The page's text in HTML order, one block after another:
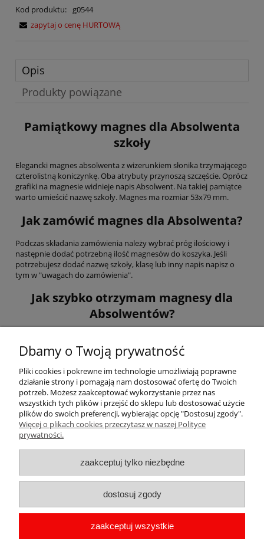
Kod produktu:
g0544
zapytaj o cenę HURTOWĄ
Opis
Produkty powiązane
Pamiątkowy magnes dla Absolwenta
szkoły
Elegancki magnes absolwenta z wizerunkiem słonika trzymającego
czterolistną koniczynkę. Oba atrybuty przynoszą szczęście. Oprócz
grafiki na magnesie widnieje napis Absolwent. Na takiej pamiątce
warto umieścić nazwę szkoły. Magnes ma rozmiar 53x79 mm.
Jak zamówić magnes dla Absolwenta?
Podczas składania zamówienia należy wybrać próg ilościowy i
następnie dodać potrzebną ilość magnesów do koszyka. Jeśli
potrzebujesz dodać nazwę szkoły, klasę lub inny napis napisz o
tym w "uwagach do zamówienia".
Jak szybko otrzymam magnesy dla
Absolwentów?
pamiętać aby potwierdzić wysłaną przez nas wizualizację.
Pomoc
Płatności i dostawa
Informacje
O nas
Dbamy o Twoją prywatność
Pliki cookies i pokrewne im technologie umożliwiają poprawne
działanie strony i pomagają nam dostosować ofertę do Twoich
potrzeb. Możesz zaakceptować wykorzystanie przez nas
wszystkich tych plików i przejść do sklepu lub dostosować użycie
plików do swoich preferencji, wybierając opcję "Dostosuj zgody".
Więcej o plikach cookies przeczytasz w naszej Polityce
prywatności.
zaakceptuj tylko niezbędne
dostosuj zgody
zaakceptuj wszystkie